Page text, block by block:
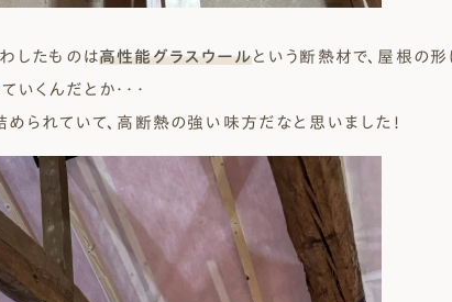
したものは高性能グラスウールという断熱材で、屋根の
くんだとか・・・
められていて、高断熱の強い味方だなと思いました！